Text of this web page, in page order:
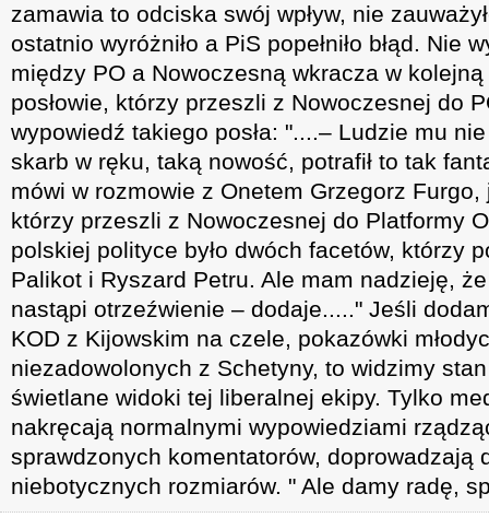
zamawia to odciska swój wpływ, nie
ostatnio wyróżniło a PiS popełniło błąd. Nie
między PO a Nowoczesną wkracza w
posłowie, którzy przeszli z Nowoczesnej do
wypowiedź takiego posła: "....– Ludzie mu
skarb w ręku, taką nowość, potrafił to tak
mówi w rozmowie z Onetem Grzegorz Furgo,
którzy przeszli z Nowoczesnej do Platformy
polskiej polityce było dwóch facetów, którzy
Palikot i Ryszard Petru. Ale mam nadzieję,
nastąpi otrzeźwienie – dodaje....." Jeśli
KOD z Kijowskim na czele, pokazówki
niezadowolonych z Schetyny, to widzimy
świetlane widoki tej liberalnej ekipy. Tylko
nakręcają normalnymi wypowiedziami
sprawdzonych komentatorów, doprowadzają
niebotycznych rozmiarów. " Ale damy radę,